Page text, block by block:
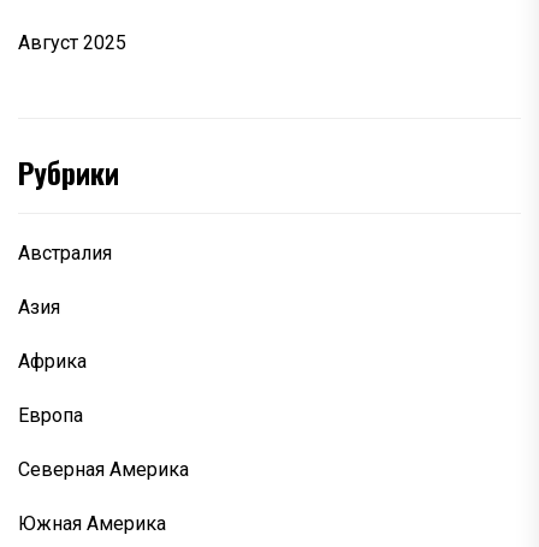
Август 2025
Рубрики
Австралия
Азия
Африка
Европа
Северная Америка
Южная Америка